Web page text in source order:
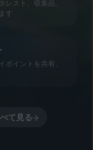
レスト、収集品、
す
ポイントを共有、
て見る